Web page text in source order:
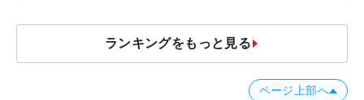
ランキングをもっと見る
ページ上部へ